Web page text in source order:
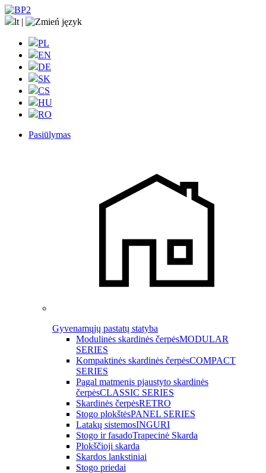
lt |
PL
EN
DE
SK
CS
HU
RO
Pasiūlymas
Gyvenamųjų pastatų statyba
Modulinės skardinės čerpėsMODULAR
SERIES
Kompaktinės skardinės čerpėsCOMPACT
SERIES
Pagal matmenis pjaustyto skardinės
čerpėsCLASSIC SERIES
Skardinės čerpėsRETRO
Stogo plokštėsPANEL SERIES
Latakų sistemosINGURI
Stogo ir fasadoTrapecinė Skarda
Plokščioji skarda
Skardos lankstiniai
Stogo priedai